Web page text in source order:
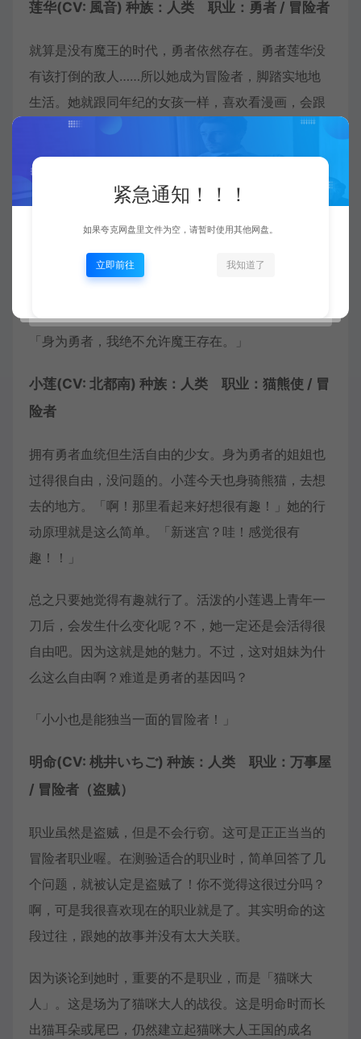
莲华(CV: 風音) 种族：人类 职业：勇者 / 冒险者
就算是没有魔王的时代，勇者依然存在。勇者莲华没
有该打倒的敌人……所以她成为冒险者，脚踏实地地
生活。她就跟同年纪的女孩一样，喜欢看漫画，会跟
同伴一起去狩猎。虽然觉得对不起老祖宗，但这也没
办法，毕竟魔王已经将近一千年没出现了。
为了不知何时会发生的战役，身为冒险者，她当然也
有锻炼剑术。看漫画也是……为了某日也许会发生的
在魔王即将复活的此刻，莲华今天也为了寻找新漫
「身为勇者，我绝不允许魔王存在。」
小莲(CV: 北都南) 种族：人类 职业：猫熊使 / 冒
险者
拥有勇者血统但生活自由的少女。身为勇者的姐姐也
过得很自由，没问题的。小莲今天也身骑熊猫，去想
去的地方。「啊！那里看起来好想很有趣！」她的行
动原理就是这么简单。「新迷宫？哇！感觉很有
趣！！」
总之只要她觉得有趣就行了。活泼的小莲遇上青年一
刀后，会发生什么变化呢？不，她一定还是会活得很
自由吧。因为这就是她的魅力。不过，这对姐妹为什
么这么自由啊？难道是勇者的基因吗？
「小小也是能独当一面的冒险者！」
明命(CV: 桃井いちご) 种族：人类 职业：万事屋
/ 冒险者（盗贼）
职业虽然是盗贼，但是不会行窃。这可是正正当当的
冒险者职业喔。在测验适合的职业时，简单回答了几
个问题，就被认定是盗贼了！你不觉得这很过分吗？
啊，可是我很喜欢现在的职业就是了。其实明命的这
段过往，跟她的故事并没有太大关联。
因为谈论到她时，重要的不是职业，而是「猫咪大
人」。这是场为了猫咪大人的战役。这是明命时而长
出猫耳朵或尾巴，仍然建立起猫咪大人王国的成名
紧急通知！！！
如果夸克网盘里文件为空，请暂时使用其他网盘。
立即前往 我知道了